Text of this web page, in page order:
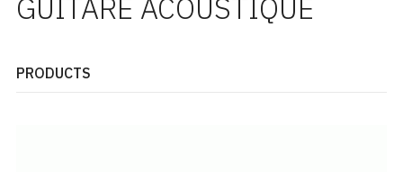
GUITARE ACOUSTIQUE
PRODUCTS